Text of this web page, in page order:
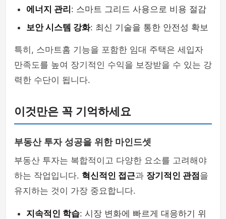
에너지 관리 : 스마트 그리드 사용으로 비용 절감
보안 시스템 강화: 최신 기술을 통한 안전성 확보
특히, 스마트홈 기능을 포함한 임대 주택은 세입자
만족도를 높여 장기적인 수익을 보장받을 수 있는 강
력한 수단이 됩니다.
이것만은 꼭 기억하세요
부동산 투자 성공을 위한 마인드셋
부동산 투자는 복합적이고 다양한 요소를 고려해야
하는 작업입니다. 혁신적인 접근과 장기적인 관점을
유지하는 것이 가장 중요합니다.
지속적인 학습: 시장 변화에 빠르게 대응하기 위